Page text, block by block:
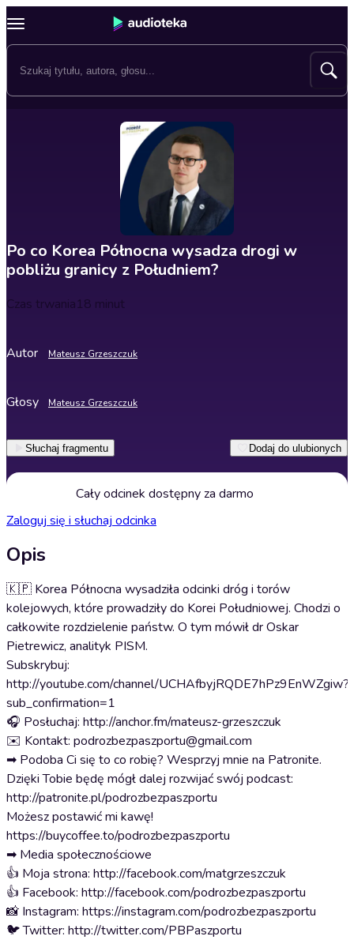
Po co Korea Północna wysadza drogi w
pobliżu granicy z Południem?
Czas trwania18 minut
Autor Mateusz Grzeszczuk
Głosy Mateusz Grzeszczuk
Słuchaj fragmentu Dodaj do ulubionych
Cały odcinek dostępny za darmo
Zaloguj się i słuchaj odcinka
Opis
🇰🇵 Korea Północna wysadziła odcinki dróg i torów
kolejowych, które prowadziły do Korei Południowej. Chodzi o
całkowite rozdzielenie państw. O tym mówił dr Oskar
Pietrewicz, analityk PISM.
Subskrybuj:
http://youtube.com/channel/UCHAfbyjRQDE7hPz9EnWZgiw?
sub_confirmation=1
🎧 Posłuchaj: http://anchor.fm/mateusz-grzeszczuk
✉️ Kontakt: podrozbezpaszportu@gmail.com
➡ Podoba Ci się to co robię? Wesprzyj mnie na Patronite.
Dzięki Tobie będę mógł dalej rozwijać swój podcast:
http://patronite.pl/podrozbezpaszportu
Możesz postawić mi kawę!
https://buycoffee.to/podrozbezpaszportu
➡ Media społecznościowe
👍 Moja strona: http://facebook.com/matgrzeszczuk
👍 Facebook: http://facebook.com/podrozbezpaszportu
📸 Instagram: https://instagram.com/podrozbezpaszportu
🐦 Twitter: http://twitter.com/PBPaszportu